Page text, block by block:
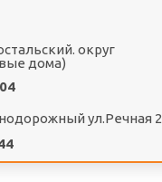
округ
дома)
ул.Речная 2